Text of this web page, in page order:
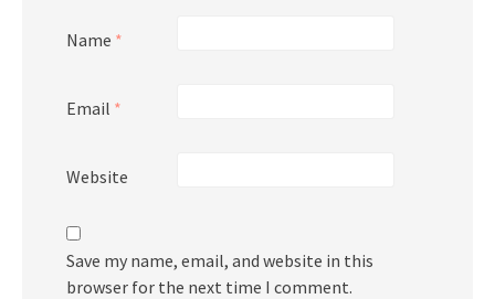
Name *
Email *
Website
Save my name, email, and website in this
browser for the next time I comment.